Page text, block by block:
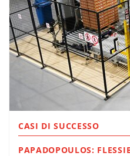
CASI DI SUCCESSO
PAPADOPOULOS: